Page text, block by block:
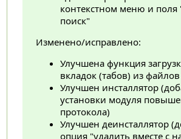
контекстном меню и
поиск"
Изменено/исправлено:
Улучшена функция
вкладок (табов) из
Улучшен инсталлятор
установки модуля
протокола)
Улучшен деинсталлятор
опция "удалить вместе с